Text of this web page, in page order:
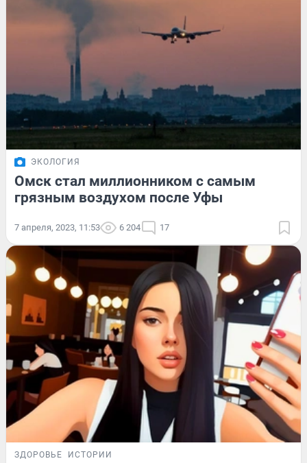
ЭКОЛОГИЯ
Омск стал миллионником с самым
грязным воздухом после Уфы
7 апреля, 2023, 11:53 6 204 17
ЗДОРОВЬЕ ИСТОРИИ